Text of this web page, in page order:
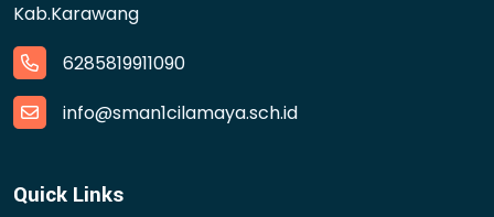
Kab.Karawang
6285819911090
info@sman1cilamaya.sch.id
Quick Links